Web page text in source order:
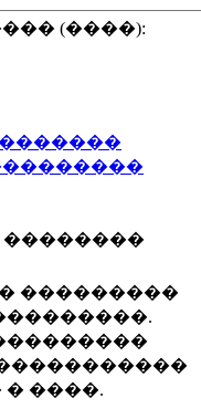
(����):
��������
���������
����.